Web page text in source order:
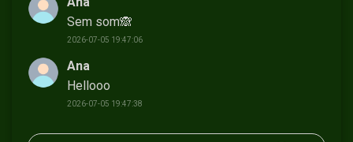
Sem som🙈
2026-07-05 19:47:06
Ana
Hellooo
2026-07-05 19:47:38